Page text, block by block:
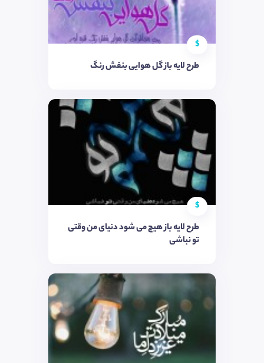
$
طرح لایه باز گل هوایی بنفش رنگ
$
طرح لایه باز هیچ می شود دنیای من وقتی
تو نباشی